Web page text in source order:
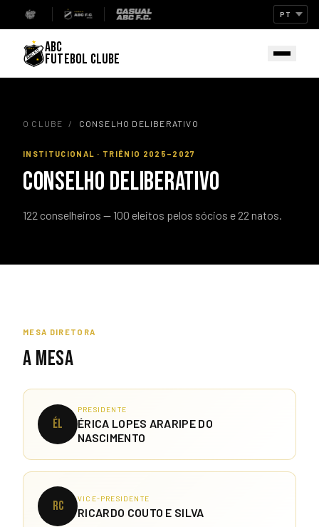
ABC
FUTEBOL CLUBE
O CLUBE / CONSELHO DELIBERATIVO
INSTITUCIONAL · TRIÊNIO 2025–2027
CONSELHO DELIBERATIVO
122 conselheiros — 100 eleitos pelos sócios e 22 natos.
MESA DIRETORA
A MESA
ÉL
PRESIDENTE
ÉRICA LOPES ARARIPE DO
NASCIMENTO
RC VICE-PRESIDENTE
RICARDO COUTO E SILVA